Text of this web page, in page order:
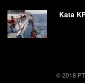
Kata
© 2018